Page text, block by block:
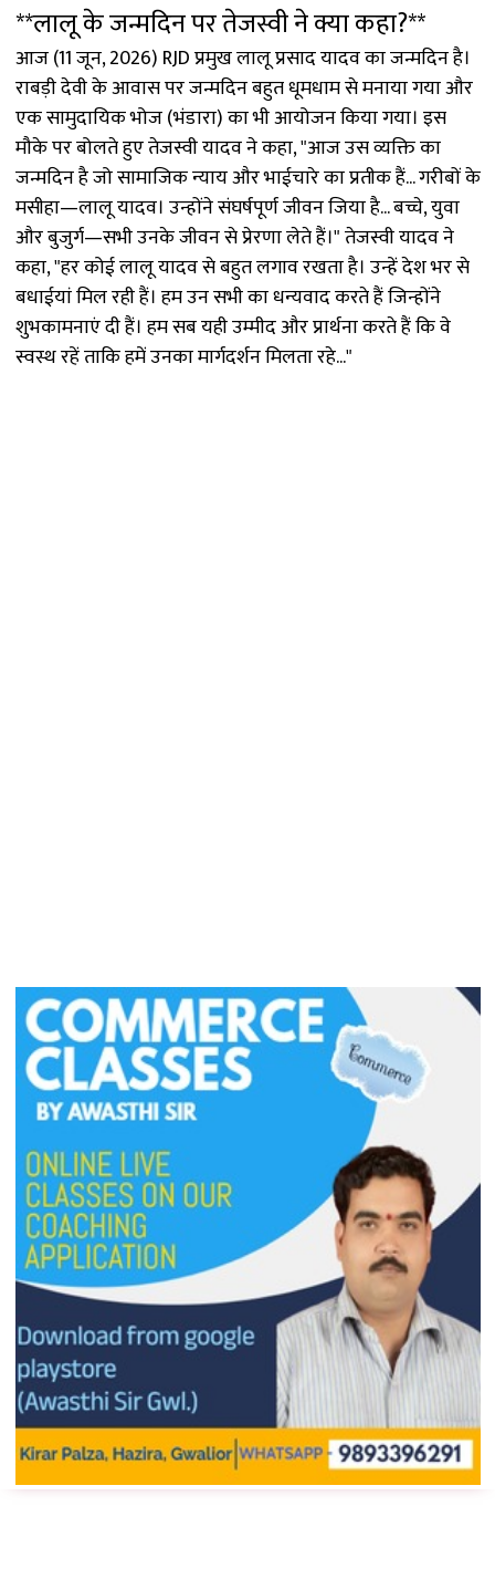
**लालू के जन्मदिन पर तेजस्वी ने क्या कहा?**
आज (11 जून, 2026) RJD प्रमुख लालू प्रसाद यादव का जन्मदिन है।
राबड़ी देवी के आवास पर जन्मदिन बहुत धूमधाम से मनाया गया और
एक सामुदायिक भोज (भंडारा) का भी आयोजन किया गया। इस
मौके पर बोलते हुए तेजस्वी यादव ने कहा, "आज उस व्यक्ति का
जन्मदिन है जो सामाजिक न्याय और भाईचारे का प्रतीक हैं... गरीबों के
मसीहा—लालू यादव। उन्होंने संघर्षपूर्ण जीवन जिया है... बच्चे, युवा
और बुजुर्ग—सभी उनके जीवन से प्रेरणा लेते हैं।" तेजस्वी यादव ने
कहा, "हर कोई लालू यादव से बहुत लगाव रखता है। उन्हें देश भर से
बधाईयां मिल रही हैं। हम उन सभी का धन्यवाद करते हैं जिन्होंने
शुभकामनाएं दी हैं। हम सब यही उम्मीद और प्रार्थना करते हैं कि वे
स्वस्थ रहें ताकि हमें उनका मार्गदर्शन मिलता रहे..."